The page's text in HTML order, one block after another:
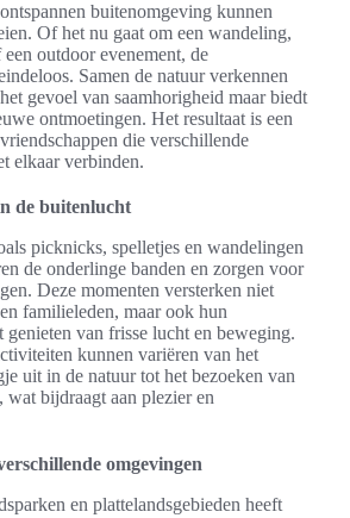
buitenomgeving kunnen
Of het nu gaat om een wandeling,
outdoor evenement, de
Samen de natuur verkennen
gevoel van saamhorigheid maar biedt
ontmoetingen. Het resultaat is een
die verschillende
elkaar verbinden.
de buitenlucht
picknicks, spelletjes en wandelingen
de onderlinge banden en zorgen voor
Deze momenten versterken niet
familieleden, maar ook hun
genieten van frisse lucht en beweging.
kunnen variëren van het
uit in de natuur tot het bezoeken van
wat bijdraagt aan plezier en
omgevingen
en plattelandsgebieden heeft